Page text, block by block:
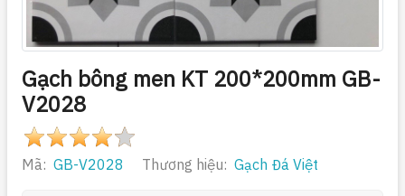
Gạch bông men KT 200*200mm GB-
V2028
Mã: GB-V2028 Thương hiệu: Gạch Đá Việt